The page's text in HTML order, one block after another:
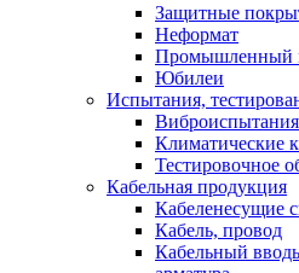
Защитные
Неформат
Промышленный
Юбилеи
Испытания,
Виброиспытания
Климатические
Тестировочное
Кабельная продукция
Кабеленесущие
Кабель, провод
Кабельный